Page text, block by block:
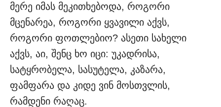
მერე იმას მეკითხებოდა, როგორი
მცენარეა, როგორი ყვავილი აქვს,
როგორი ფოთლებიო? ასეთი სახელი
აქვს, აი, შენც ხო იცი: უკადრისა,
სატყრობელა, სასუტელა, კაზარა,
ფამფარა და კიდე ვინ მოსთვლის,
რამდენი რაღაც.